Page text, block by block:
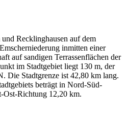
Recklinghausen auf dem
inmitten einer
auf sandigen Terrassenflächen der
im Stadtgebiet liegt 130 m, der
Die Stadtgrenze ist 42,80 km lang.
beträgt in Nord-Süd-
Ost-Richtung 12,20 km.